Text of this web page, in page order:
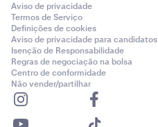
Aviso de privacidade
Termos de Serviço
Definições de cookies
Aviso de privacidade para candidatos
Isenção de Responsabilidade
Regras de negociação na bolsa
Centro de conformidade
Não vender/partilhar